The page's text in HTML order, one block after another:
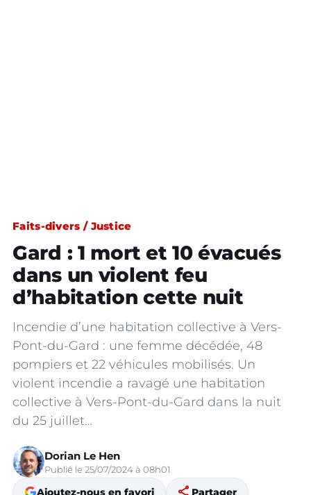
Faits-divers / Justice
Gard : 1 mort et 10 évacués
dans un violent feu
d’habitation cette nuit
Incendie d’une habitation collective à Vers-
Pont-du-Gard : une femme décédée, 48
pompiers et 22 véhicules mobilisés. Un
violent incendie a ravagé une habitation
collective à Vers-Pont-du-Gard dans la nuit
du 25 juillet…
Dorian Le Hen
Publié le 25/07/2024 à 08h01
Ajoutez-nous en favori Partager